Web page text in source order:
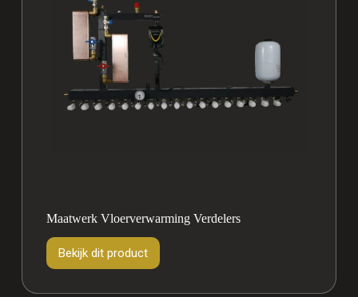
Maatwerk Vloerverwarming Verdelers
Bekijk dit product
Bekijk
dit